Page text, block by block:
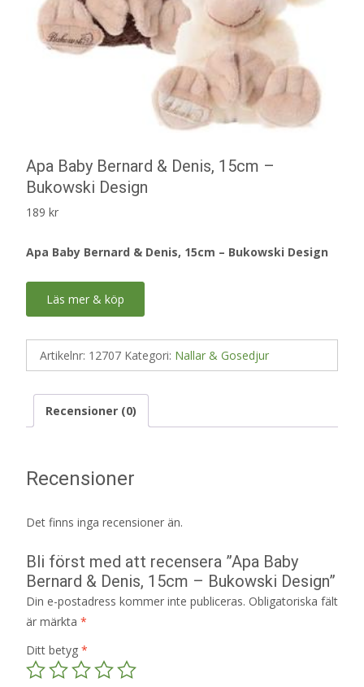
Apa Baby Bernard & Denis, 15cm –
Bukowski Design
189 kr
Apa Baby Bernard & Denis, 15cm – Bukowski Design
Läs mer & köp
Artikelnr: 12707 Kategori: Nallar & Gosedjur
Recensioner (0)
Recensioner
Det finns inga recensioner än.
Bli först med att recensera ”Apa Baby
Bernard & Denis, 15cm – Bukowski Design”
Din e-postadress kommer inte publiceras. Obligatoriska fält
är märkta *
Ditt betyg *